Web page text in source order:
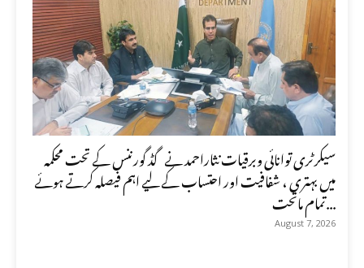
سیکرٹری توانائی وبرقیات نثاراحمد نے گڈ گورننس کے تحت محکمہ
میں بہتری ، شفافیت اور احتساب کے لیے اہم فیصلہ کرتے ہوئے
تمام ماتحت...
August 7, 2026